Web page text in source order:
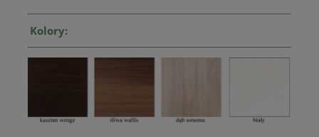
Kolory: